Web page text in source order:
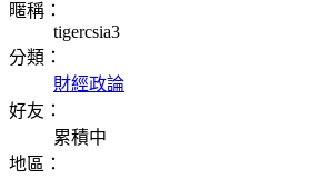
暱稱：
tigercsia3
分類：
財經政論
好友：
累積中
地區：